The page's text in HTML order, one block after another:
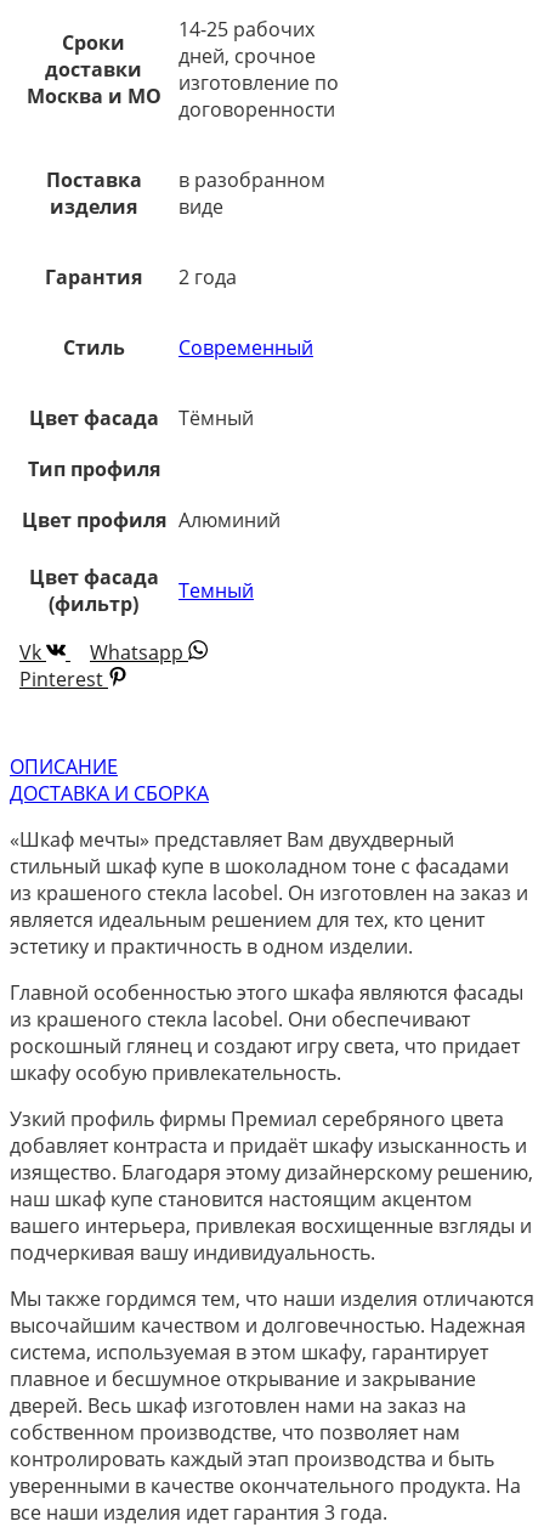
Сроки
доставки
Москва и МО
14-25 рабочих
дней, срочное
изготовление по
договоренности
Поставка
изделия
в разобранном
виде
Гарантия 2 года
Стиль Современный
Цвет фасада
Тёмный
Тип профиля
Цвет профиля Алюминий
Цвет фасада
(фильтр)
Темный
Vk
Whatsapp
Pinterest
ОПИСАНИЕ
ДОСТАВКА И СБОРКА
«Шкаф мечты» представляет Вам двухдверный
стильный шкаф купе в шоколадном тоне с фасадами
из крашеного стекла lacobel. Он изготовлен на заказ и
является идеальным решением для тех, кто ценит
эстетику и практичность в одном изделии.
Главной особенностью этого шкафа являются фасады
из крашеного стекла lacobel. Они обеспечивают
роскошный глянец и создают игру света, что придает
шкафу особую привлекательность.
Узкий профиль фирмы Премиал серебряного цвета
добавляет контраста и придаёт шкафу изысканность и
изящество. Благодаря этому дизайнерскому решению,
наш шкаф купе становится настоящим акцентом
вашего интерьера, привлекая восхищенные взгляды и
подчеркивая вашу индивидуальность.
Мы также гордимся тем, что наши изделия отличаются
высочайшим качеством и долговечностью. Надежная
система, используемая в этом шкафу, гарантирует
плавное и бесшумное открывание и закрывание
дверей. Весь шкаф изготовлен нами на заказ на
собственном производстве, что позволяет нам
контролировать каждый этап производства и быть
уверенными в качестве окончательного продукта. На
все наши изделия идет гарантия 3 года.